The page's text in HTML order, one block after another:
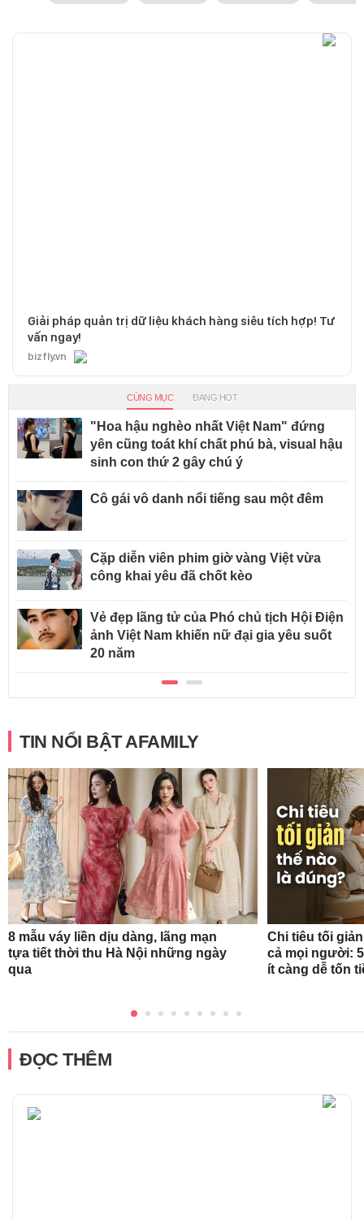
Giải pháp quản trị dữ liệu khách hàng siêu tích hợp! Tư
vấn ngay!
bizfly.vn
CÙNG MỤC ĐANG HOT
"Hoa hậu nghèo nhất Việt Nam" đứng
yên cũng toát khí chất phú bà, visual hậu
sinh con thứ 2 gây chú ý
Cô gái vô danh nổi tiếng sau một đêm
Cặp diễn viên phim giờ vàng Việt vừa
công khai yêu đã chốt kèo
Vẻ đẹp lãng tử của Phó chủ tịch Hội Điện
ảnh Việt Nam khiến nữ đại gia yêu suốt
20 năm
TIN NỔI BẬT AFAMILY
8 mẫu váy liền dịu dàng, lãng mạn
tựa tiết thời thu Hà Nội những ngày
qua
Chi tiêu tối
cả mọi người:
ít càng dễ tốn
ĐỌC THÊM